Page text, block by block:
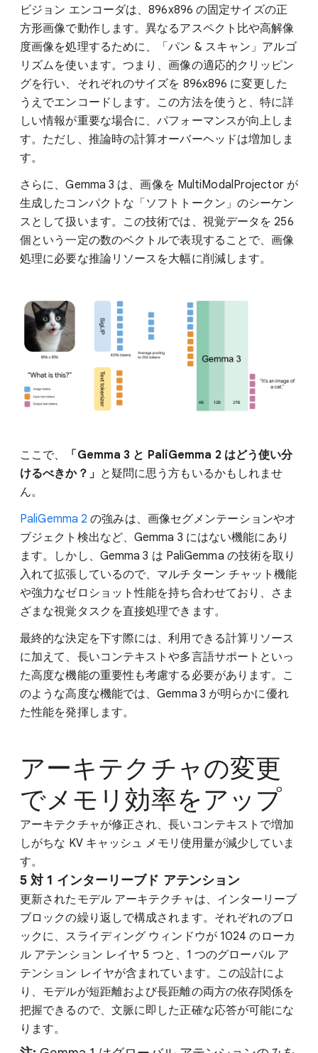
ビジョン エンコーダは、896x896 の固定サイズの正
方形画像で動作します。異なるアスペクト比や高解像
度画像を処理するために、「パン & スキャン」アルゴ
リズムを使います。つまり、画像の適応的クリッピン
グを行い、それぞれのサイズを 896x896 に変更した
うえでエンコードします。この方法を使うと、特に詳
しい情報が重要な場合に、パフォーマンスが向上しま
す。ただし、推論時の計算オーバーヘッドは増加しま
す。
さらに、Gemma 3 は、画像を MultiModalProjector が
生成したコンパクトな「ソフトトークン」のシーケン
スとして扱います。この技術では、視覚データを 256
個という一定の数のベクトルで表現することで、画像
処理に必要な推論リソースを大幅に削減します。
ここで、
「Gemma 3 と PaliGemma 2 はどう使い分
けるべきか？」 と疑問に思う方もいるかもしれませ
ん。
PaliGemma 2 の強みは、画像セグメンテーションやオ
ブジェクト検出など、Gemma 3 にはない機能にあり
ます。しかし、Gemma 3 は PaliGemma の技術を取り
入れて拡張しているので、マルチターン チャット機能
や強力なゼロショット性能を持ち合わせており、さま
ざまな視覚タスクを直接処理できます。
最終的な決定を下す際には、利用できる計算リソース
に加えて、長いコンテキストや多言語サポートといっ
た高度な機能の重要性も考慮する必要があります。こ
のような高度な機能では、Gemma 3 が明らかに優れ
た性能を発揮します。
アーキテクチャの変更
でメモリ効率をアップ
アーキテクチャが修正され、長いコンテキストで増加
しがちな KV キャッシュ メモリ使用量が減少していま
す。
5 対 1 インターリーブド アテンション
更新されたモデル アーキテクチャは、インターリーブ
ブロックの繰り返しで構成されます。それぞれのブロ
ックに、スライディング ウィンドウが 1024 のローカ
ル アテンション レイヤ 5 つと、1 つのグローバル ア
テンション レイヤが含まれています。この設計によ
り、モデルが短距離および長距離の両方の依存関係を
把握できるので、文脈に即した正確な応答が可能にな
ります。